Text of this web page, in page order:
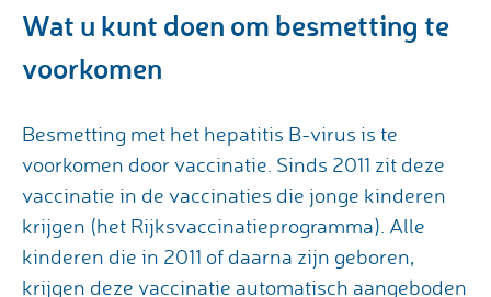
Wat u kunt doen om besmetting te
voorkomen
Besmetting met het hepatitis B-virus is te
voorkomen door vaccinatie. Sinds 2011 zit deze
vaccinatie in de vaccinaties die jonge kinderen
krijgen (het Rijksvaccinatieprogramma). Alle
kinderen die in 2011 of daarna zijn geboren,
krijgen deze vaccinatie automatisch aangeboden